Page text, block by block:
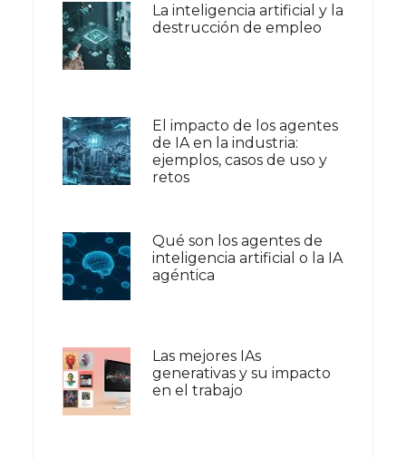
La inteligencia artificial y la
destrucción de empleo
El impacto de los agentes
de IA en la industria:
ejemplos, casos de uso y
retos
Qué son los agentes de
inteligencia artificial o la IA
agéntica
Las mejores IAs
generativas y su impacto
en el trabajo